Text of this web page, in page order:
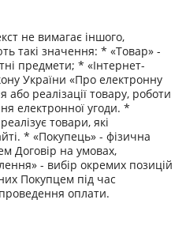
не вимагає іншого,
такі значення: * «Товар» -
предмети; * «Інтернет-
України «Про електронну
або реалізації товару, роботи
електронної угоди. *
товари, які
* «Покупець» - фізична
Договір на умовах,
- вибір окремих позицій
Покупцем під час
оплати.